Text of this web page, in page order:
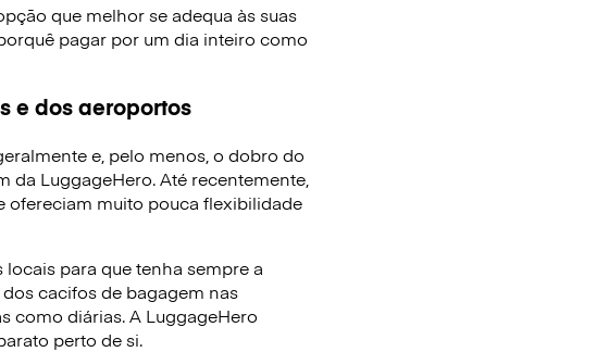
que melhor se adequa às suas
pagar por um dia inteiro como
e dos aeroportos
e, pelo menos, o dobro do
LuggageHero. Até recentemente,
ofereciam muito pouca flexibilidade
para que tenha sempre a
cacifos de bagagem nas
como diárias. A LuggageHero
perto de si.